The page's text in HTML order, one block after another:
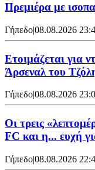
Πρεμιέρα με
Γήπεδο|08.08.2026
Ετοιμάζεται για
Άρσεναλ του
Γήπεδο|08.08.2026
Οι τρεις
FC και η... ευχή
Γήπεδο|08.08.2026